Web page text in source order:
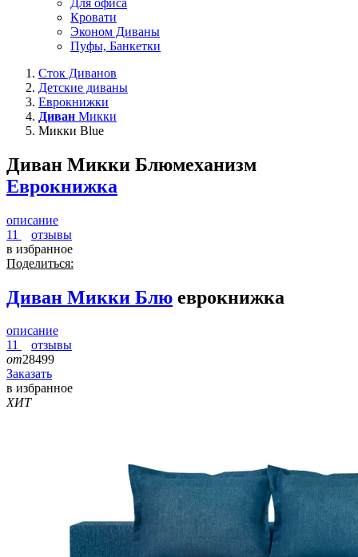
Кровати
Эконом Диваны
Пуфы, Банкетки
Сток Диванов
Детские диваны
Еврокнижки
Диван Микки
Микки Blue
Диван Микки Блюмеханизм
Еврокнижка
описание
11
отзывы
в избранное
Поделиться:
Диван Микки Блю еврокнижка
описание
11
отзывы
от28499
Заказать
в избранное
ХИТ